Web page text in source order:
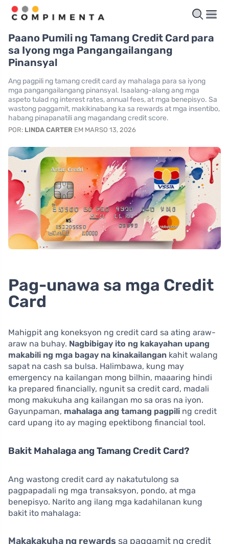
Paano Pumili ng Tamang Credit Card para
sa Iyong mga Pangangailangang
Pinansyal
Ang pagpili ng tamang credit card ay mahalaga para sa iyong
mga pangangailangang pinansyal. Isaalang-alang ang mga
aspeto tulad ng interest rates, annual fees, at mga benepisyo. Sa
wastong paggamit, makikinabang ka sa rewards at mga insentibo,
habang pinapanatili ang magandang credit score.
POR: LINDA CARTER EM MARSO 13, 2026
Pag-unawa sa mga Credit
Card
Mahigpit ang koneksyon ng credit card sa ating araw-
araw na buhay. Nagbibigay ito ng kakayahan upang
makabili ng mga bagay na kinakailangan kahit walang
sapat na cash sa bulsa. Halimbawa, kung may
emergency na kailangan mong bilhin, maaaring hindi
ka prepared financially, ngunit sa credit card, madali
mong makukuha ang kailangan mo sa oras na iyon.
Gayunpaman, mahalaga ang tamang pagpili ng credit
card upang ito ay maging epektibong financial tool.
Bakit Mahalaga ang Tamang Credit Card?
Ang wastong credit card ay nakatutulong sa
pagpapadali ng mga transaksyon, pondo, at mga
benepisyo. Narito ang ilang mga kadahilanan kung
bakit ito mahalaga:
Makakakuha ng rewards sa paggamit ng credit